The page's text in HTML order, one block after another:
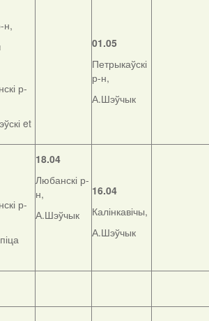
н,
р-
et
01.05
Петрыкаўскі
р-н,
А.Шэўчык
р-
18.04
Любанскі р-
н,
А.Шэўчык
16.04
Калінкавічы,
А.Шэўчык